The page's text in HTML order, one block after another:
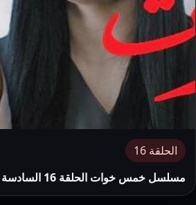
الحلقة 16
مسلسل خمس خوات الحلقة 16 السادسة عشر HD